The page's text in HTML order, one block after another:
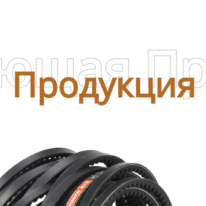
Продукция